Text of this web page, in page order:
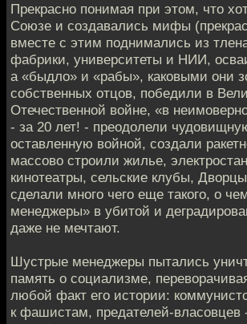
Прекрасно понимая при этом, что
Союзе и создавались мифы
вместе с этим поднимались из
фабрики, университеты и НИИ,
а «быдло» и «рабы», каковыми они
собственных отцов, победили в
Отечественной войне, «в
- за 20 лет! - преодолели
оставленную войной, создали
массово строили жилье,
кинотеатры, сельские клубы,
сделали много чего еще такого, о
менеджеры» в убитой и
даже не мечтают.
Шустрые менеджеры пытались
память о социализме,
любой факт его истории:
к фашистам, предателей-власовцев